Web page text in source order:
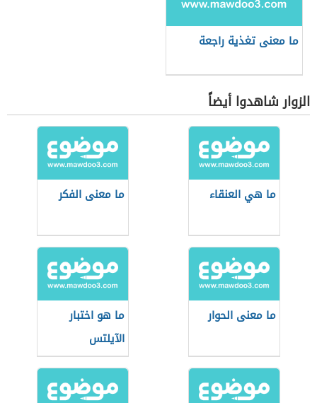
ما معنى تغذية راجعة
الزوار شاهدوا أيضاً
ما هي العنقاء ما معنى الفكر
ما معنى الحوار
ما هو اختبار
الآيلتس